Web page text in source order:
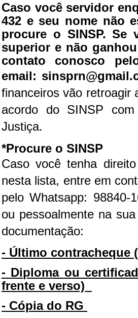
Caso você servidor
432 e seu nome não
procure o SINSP. Se
superior e não
contato conosco
email:
financeiros vão retroagir
acordo do SINSP
Justiça.
*Procure o SINSP
Caso você tenha
nesta lista, entre em
pelo Whatsapp: 98840-
ou pessoalmente na
documentação:
- Último contracheque
- Diploma ou
frente e verso)
- Cópia do RG